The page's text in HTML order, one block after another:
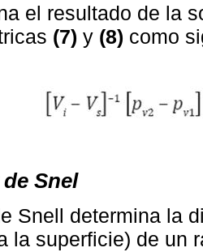
el resultado de la
(7) y (8) como
Snel
Snell determina la
la superficie) de un